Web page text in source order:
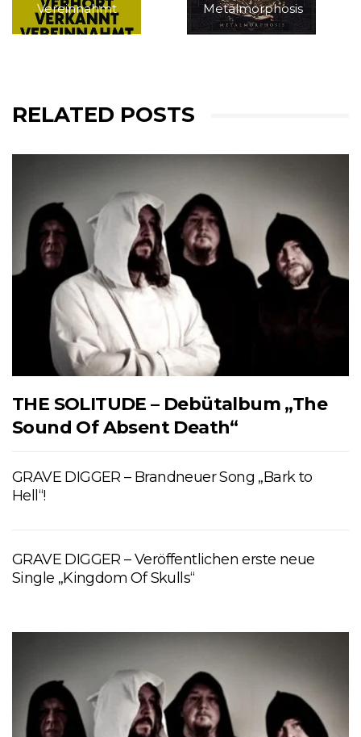
Vereinnahmt Metalmorphosis
RELATED POSTS
THE SOLITUDE – Debütalbum „The
Sound Of Absent Death“
GRAVE DIGGER – Brandneuer Song „Bark to
Hell“!
GRAVE DIGGER – Veröffentlichen erste neue
Single „Kingdom Of Skulls“